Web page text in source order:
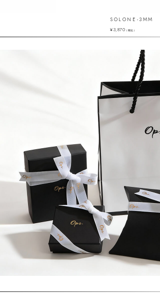
SOLONE-3MM
¥3,870 （税込）